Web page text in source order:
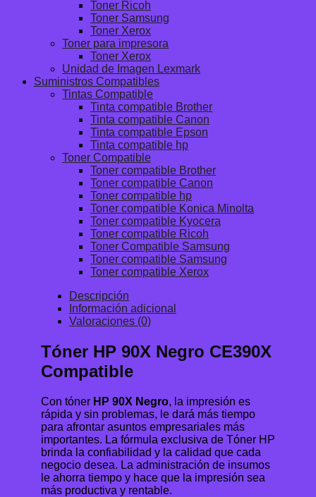
Toner Ricoh
Toner Samsung
Toner Xerox
Toner para impresora
Toner Xerox
Unidad de Imagen Lexmark
Suministros Compatibles
Tintas Compatible
Tinta compatible Brother
Tinta compatible Canon
Tinta compatible Epson
Tinta compatible hp
Toner Compatible
Toner compatible Brother
Toner compatible Canon
Toner compatible hp
Toner compatible Konica Minolta
Toner compatible Kyocera
Toner compatible Ricoh
Toner Compatible Samsung
Toner compatible Samsung
Toner compatible Xerox
Descripción
Información adicional
Valoraciones (0)
Tóner HP 90X Negro CE390X
Compatible
Con tóner HP 90X Negro, la impresión es
rápida y sin problemas, le dará más tiempo
para afrontar asuntos empresariales más
importantes. La fórmula exclusiva de Tóner HP
brinda la confiabilidad y la calidad que cada
negocio desea. La administración de insumos
le ahorra tiempo y hace que la impresión sea
más productiva y rentable.